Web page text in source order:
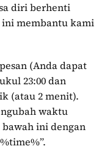
diri berhenti
membantu kami
(Anda dapat
23:00 dan
(atau 2 menit).
waktu
ini dengan